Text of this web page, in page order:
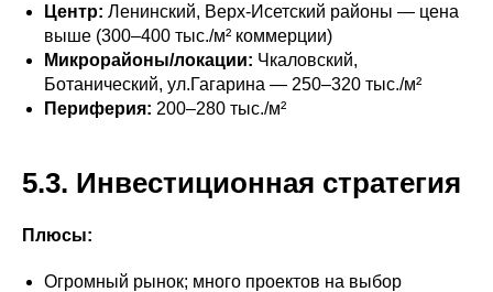
Центр: Ленинский, Верх-Исетский районы — цена
выше (300–400 тыс./м² коммерции)
Микрорайоны/локации: Чкаловский,
Ботанический, ул.Гагарина — 250–320 тыс./м²
Периферия: 200–280 тыс./м²
5.3. Инвестиционная стратегия
Плюсы:
Огромный рынок; много проектов на выбор